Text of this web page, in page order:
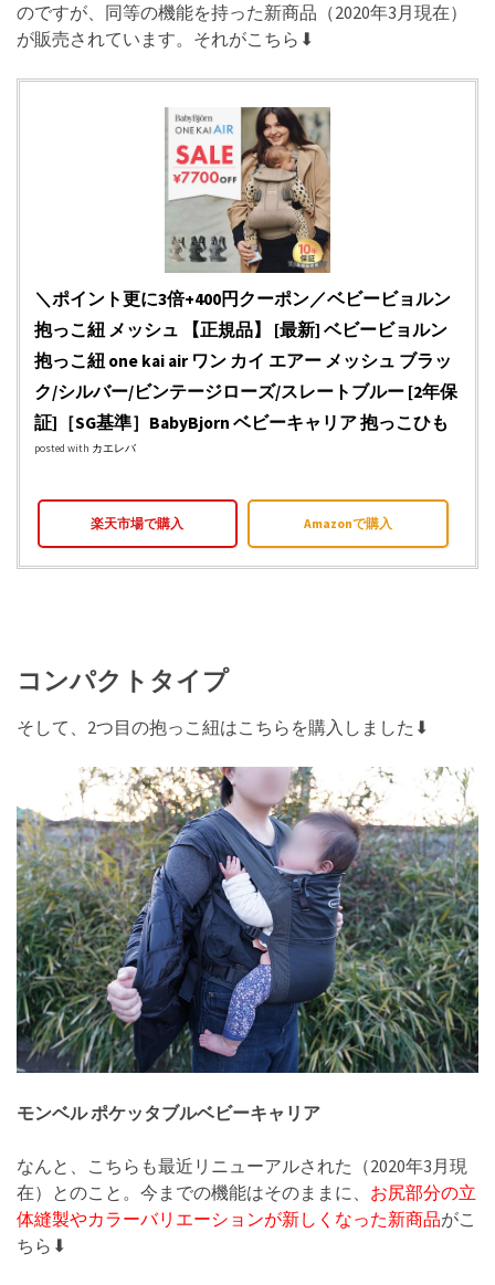
のですが、同等の機能を持った新商品（2020年3月現在）
が販売されています。それがこちら⬇︎
＼ポイント更に3倍+400円クーポン／ベビービョルン
抱っこ紐 メッシュ 【正規品】 [最新] ベビービョルン
抱っこ紐 one kai air ワン カイ エアー メッシュ ブラッ
ク/シルバー/ビンテージローズ/スレートブルー [2年保
証]［SG基準］BabyBjorn ベビーキャリア 抱っこひも
posted with カエレバ
楽天市場で購入 Amazonで購入
コンパクトタイプ
そして、2つ目の抱っこ紐はこちらを購入しました⬇︎
モンベル ポケッタブルベビーキャリア
なんと、こちらも最近リニューアルされた（2020年3月現
在）とのこと。今までの機能はそのままに、 お尻部分の立
体縫製やカラーバリエーションが新しくなった新商品がこ
ちら⬇︎